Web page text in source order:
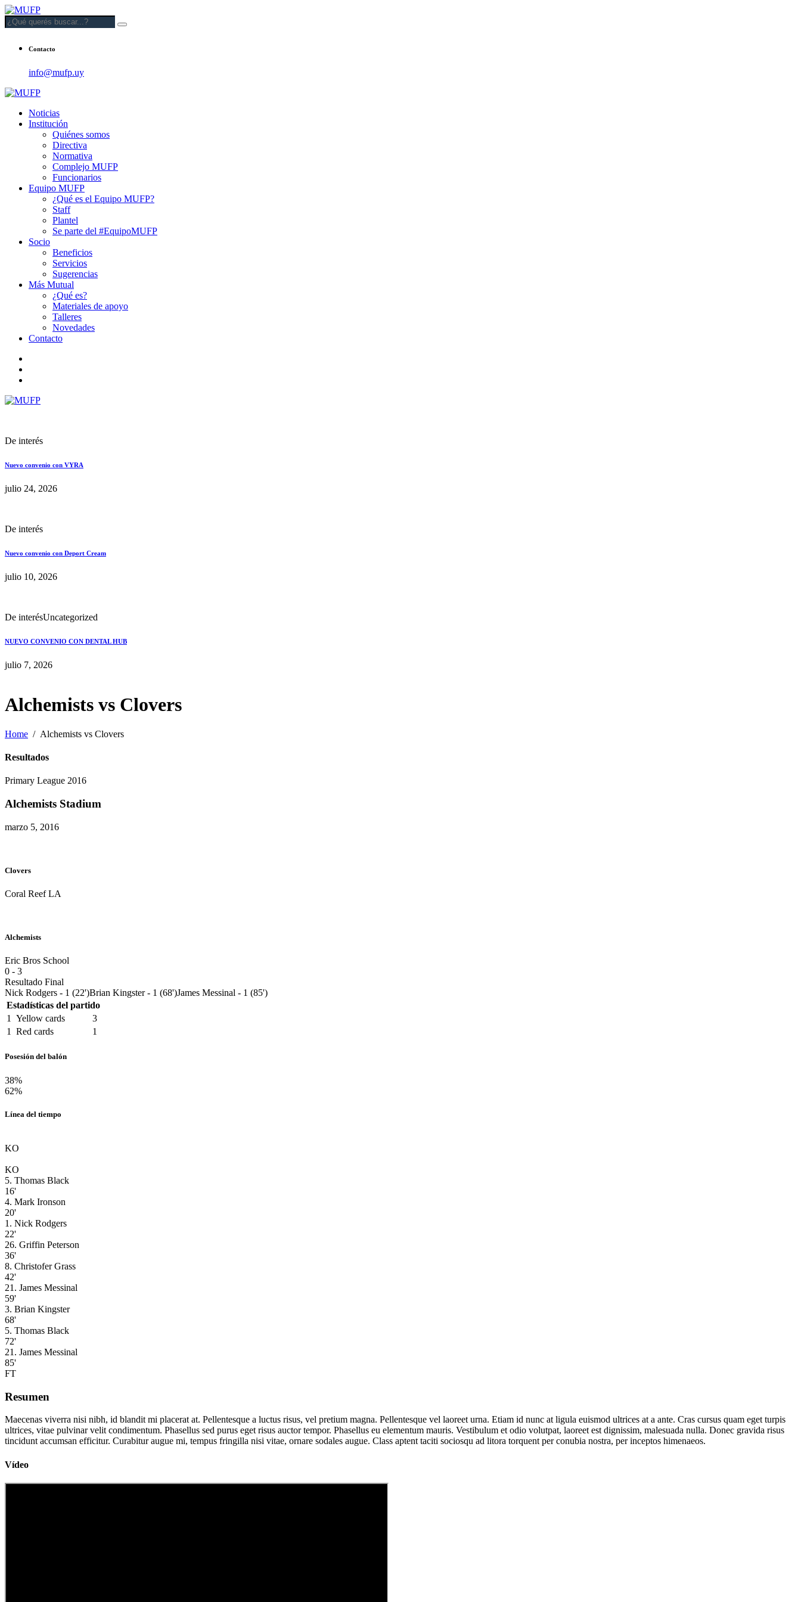
Contacto
info@mufp.uy
Noticias
Institución
Quiénes somos
Directiva
Normativa
Complejo MUFP
Funcionarios
Equipo MUFP
¿Qué es el Equipo MUFP?
Staff
Plantel
Se parte del #EquipoMUFP
Socio
Beneficios
Servicios
Sugerencias
Más Mutual
¿Qué es?
Materiales de apoyo
Talleres
Novedades
Contacto
De interés
Nuevo convenio con VYRA
julio 24, 2026
De interés
Nuevo convenio con Deport Cream
julio 10, 2026
De interésUncategorized
NUEVO CONVENIO CON DENTAL HUB
julio 7, 2026
Alchemists vs Clovers
Home Alchemists vs Clovers
Resultados
Primary League 2016
Alchemists Stadium
marzo 5, 2016
Clovers
Coral Reef LA
Alchemists
Eric Bros School
0 - 3
Resultado Final
Nick Rodgers - 1 (22')Brian Kingster - 1 (68')James Messinal - 1 (85')
Estadísticas del partido
1
Yellow cards
3
1
Red cards 1
Posesión del balón
38%
62%
Línea del tiempo
KO
KO
5. Thomas Black
16'
4. Mark Ironson
20'
1. Nick Rodgers
22'
26. Griffin Peterson
36'
8. Christofer Grass
42'
21. James Messinal
59'
3. Brian Kingster
68'
5. Thomas Black
72'
21. James Messinal
85'
FT
Resumen
Maecenas viverra nisi nibh, id blandit mi placerat at. Pellentesque a luctus risus, vel pretium magna. Pellentesque vel laoreet urna. Etiam id nunc at ligula euismod ultrices at a ante. Cras cursus quam eget turpis
ultrices, vitae pulvinar velit condimentum. Phasellus sed purus eget risus auctor tempor. Phasellus eu elementum mauris. Vestibulum et odio volutpat, laoreet est dignissim, malesuada nulla. Donec gravida risus
tincidunt accumsan efficitur. Curabitur augue mi, tempus fringilla nisi vitae, ornare sodales augue. Class aptent taciti sociosqu ad litora torquent per conubia nostra, per inceptos himenaeos.
Vídeo